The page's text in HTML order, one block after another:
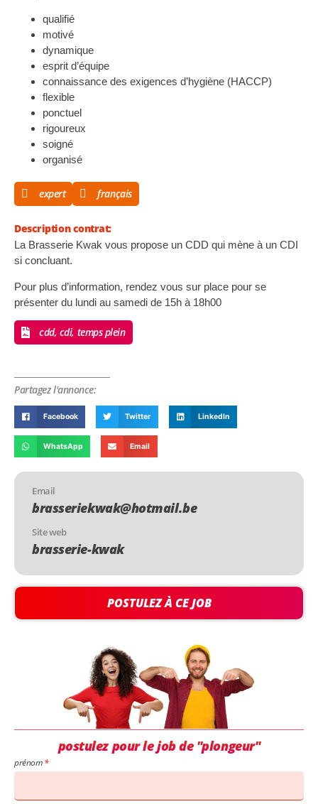
qualifié
motivé
dynamique
esprit d’équipe
connaissance des exigences d’hygiène (HACCP)
flexible
ponctuel
rigoureux
soigné
organisé
expert français
Description contrat:
La Brasserie Kwak vous propose un CDD qui mène à un CDI
si concluant.
Pour plus d’information, rendez vous sur place pour se
présenter du lundi au samedi de 15h à 18h00
cdd, cdi, temps plein
Partagez l'annonce:
Facebook Twitter LinkedIn
WhatsApp Email
Email
brasseriekwak@hotmail.be
Site web
brasserie-kwak
POSTULEZ À CE JOB
postulez pour le job de "plongeur"
prénom